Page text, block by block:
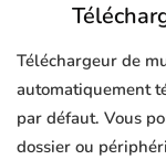
Téléchargeur de
automatiquement
par défaut. Vous
dossier ou